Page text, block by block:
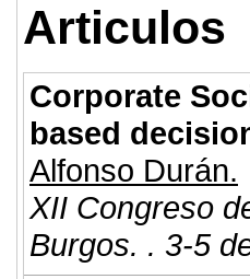
Articulos
Corporate
based
Alfonso Durán.
XII Congreso
Burgos. . 3-5